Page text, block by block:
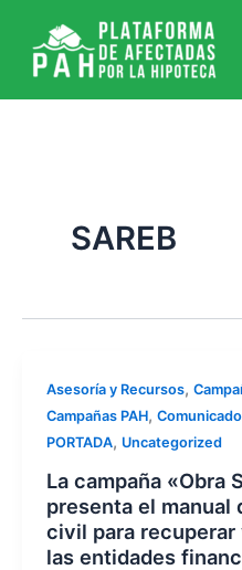
contenido
SAREB
Asesoría y Recursos,
Campañas PAH,
PORTADA, Uncategorized
La campaña «Obra
presenta el manual
civil para
las entidades